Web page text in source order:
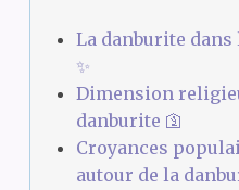
La danburite dans
✨
Dimension
danburite 🛐
Croyances
autour de la